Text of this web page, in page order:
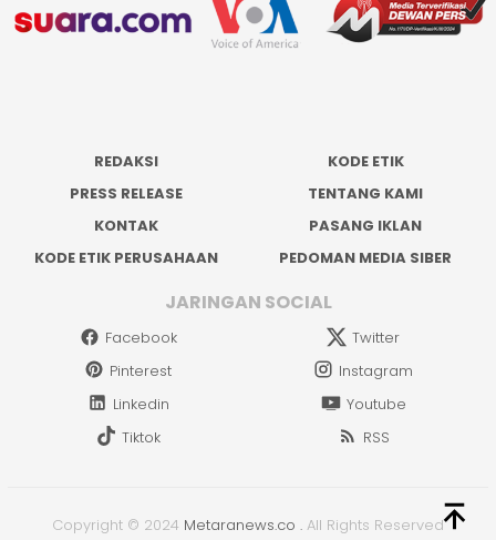
REDAKSI
KODE ETIK
PRESS RELEASE
TENTANG KAMI
KONTAK
PASANG IKLAN
KODE ETIK PERUSAHAAN
PEDOMAN MEDIA SIBER
JARINGAN SOCIAL
Facebook
Twitter
Pinterest
Instagram
Linkedin
Youtube
Tiktok
RSS
Copyright © 2024 Metaranews.co . All Rights Reserved